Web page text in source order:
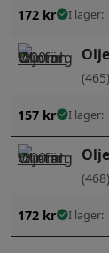
172 kr I lager:
157 kr I lager:
172 kr I lager: